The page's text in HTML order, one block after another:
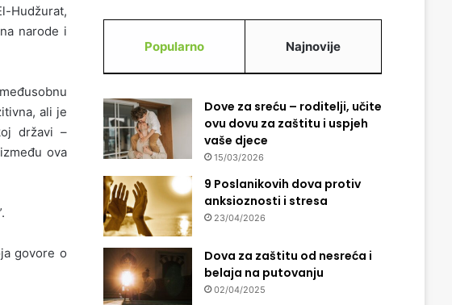
Hudžurat,
narode i
ali je
državi –
ova
govore o
Popularno Najnovije
Dove za sreću – roditelji, učite
ovu dovu za zaštitu i uspjeh
vaše djece
15/03/2026
9 Poslanikovih dova protiv
anksioznosti i stresa
23/04/2026
Dova za zaštitu od nesreća i
belaja na putovanju
02/04/2025